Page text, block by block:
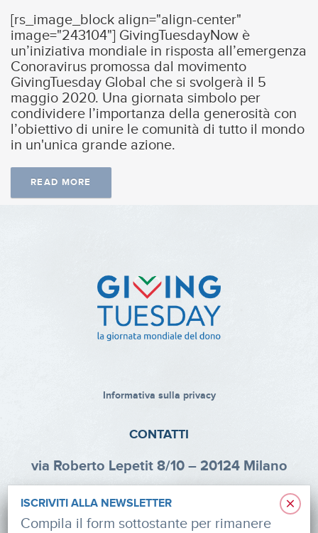
[rs_image_block align="align-center"
image="243104"] GivingTuesdayNow è
un’iniziativa mondiale in risposta all’emergenza
Conoravirus promossa dal movimento
GivingTuesday Global che si svolgerà il 5
maggio 2020. Una giornata simbolo per
condividere l’importanza della generosità con
l’obiettivo di unire le comunità di tutto il mondo
in un'unica grande azione.
READ MORE
Informativa sulla privacy
CONTATTI
via Roberto Lepetit 8/10 – 20124 Milano
Tel: +39 02 47924880
×
ISCRIVITI ALLA NEWSLETTER
Compila il form sottostante per rimanere